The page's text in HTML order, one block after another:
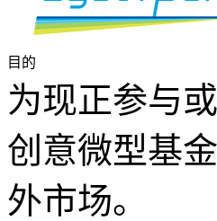
目的
为现正参与
创意微型基
外市场。